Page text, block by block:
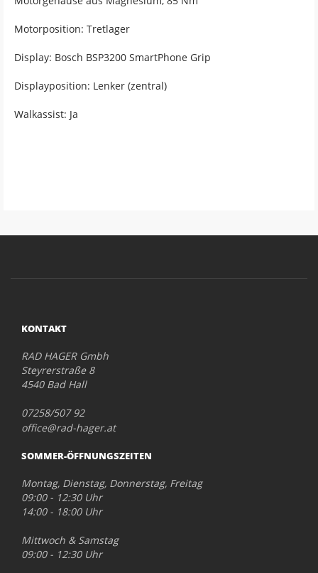
Motorposition: Tretlager
Display: Bosch BSP3200 SmartPhone Grip
Displayposition: Lenker (zentral)
Walkassist: Ja
KONTAKT
RAD HAGER Gmbh
Steyrerstraße 8
4540 Bad Hall
07258/507 92
office@rad-hager.at
SOMMER-ÖFFNUNGSZEITEN
Montag, Dienstag, Donnerstag, Freitag
09:00 - 12:30 Uhr
14:00 - 18:00 Uhr
Mittwoch & Samstag
09:00 - 12:30 Uhr